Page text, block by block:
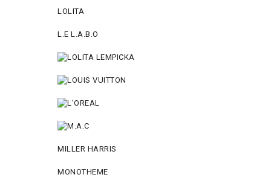
LOLITA
L.E L.A.B.O
MILLER HARRIS
MONOTHEME